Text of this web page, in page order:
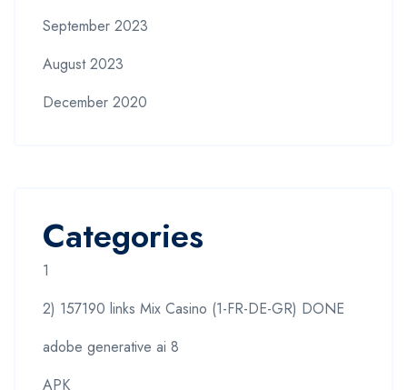
September 2023
August 2023
December 2020
Categories
1
2) 157190 links Mix Casino (1-FR-DE-GR) DONE
adobe generative ai 8
APK